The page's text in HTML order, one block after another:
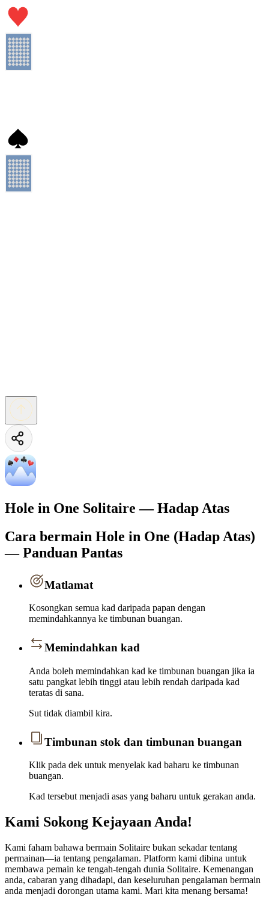
Hole in One Solitaire — Hadap Atas
Cara bermain Hole in One (Hadap Atas)
— Panduan Pantas
Matlamat
Kosongkan semua kad daripada papan dengan
memindahkannya ke timbunan buangan.
Memindahkan kad
Anda boleh memindahkan kad ke timbunan buangan jika ia
satu pangkat lebih tinggi atau lebih rendah daripada kad
teratas di sana.
Sut tidak diambil kira.
Timbunan stok dan timbunan buangan
Klik pada dek untuk menyelak kad baharu ke timbunan
buangan.
Kad tersebut menjadi asas yang baharu untuk gerakan anda.
Kami Sokong Kejayaan Anda!
Kami faham bahawa bermain Solitaire bukan sekadar tentang
permainan—ia tentang pengalaman. Platform kami dibina untuk
membawa pemain ke tengah-tengah dunia Solitaire. Kemenangan
anda, cabaran yang dihadapi, dan keseluruhan pengalaman bermain
anda menjadi dorongan utama kami. Mari kita menang bersama!